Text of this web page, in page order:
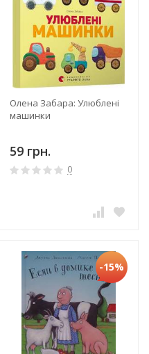
Олена Забара: Улюблені
машинки
59 грн.
0
-15%